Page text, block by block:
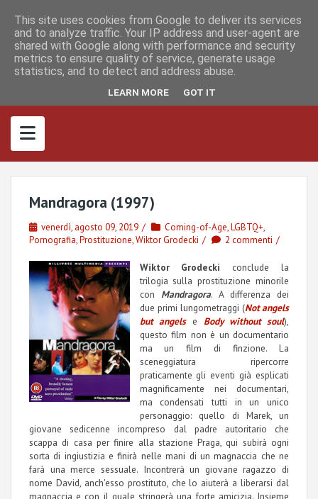
a
c
e
b
n
s
t
a
g
Mandragora (1997)
venerdì, agosto 09, 2019 Coming-of-Age,LGBTQ+,
Pornografia,Prostituzione,Wiktor Grodecki 2 commenti
Wiktor Grodecki conclude la
trilogia sulla prostituzione minorile
con Mandragora. A differenza dei
due primi lungometraggi (Not angels
but angelse Body without soul),
questo film non è un documentario
ma un film di finzione. La
sceneggiatura ripercorre
praticamente gli eventi già esplicati
magnificamente nei documentari,
ma condensati tutti in un unico
personaggio: quello di Marek, un
giovane sedicenne incompreso dal padre autoritario che
scappa di casa per finire alla stazione Praga, qui subirà ogni
sorta di ingiustizia e finirà nelle mani di un magnaccia che ne
farà una merce sessuale. Incontrerà un giovane ragazzo di
nome David, anch'esso prostituto, che lo aiuterà a liberarsi dal
This site uses cookies from Google to deliver its services
and to analyze traffic. Your IP address and user-agent are
shared with Google along with performance and security
metrics to ensure quality of service, generate usage
statistics, and to detect and address abuse.
LEARN MORE GOT IT